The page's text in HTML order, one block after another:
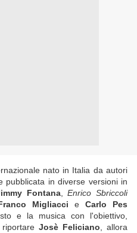
nato in Italia da autori
pubblicata in diverse versioni in
Fontana,Enrico Sbriccoli
Migliacci e Carlo Pes
e la musica con l'obiettivo,
riportareJosè Feliciano , allora